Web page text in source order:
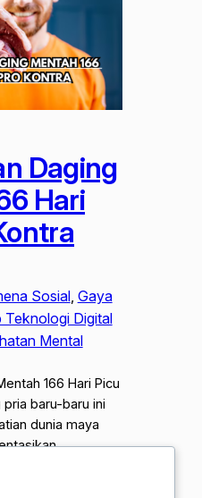
Daging
Hari
Sosial, Gaya
Teknologi Digital
Mental
166 Hari Picu
pria baru-baru ini
dunia maya
daging